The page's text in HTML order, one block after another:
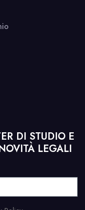
DI STUDIO E
LEGALI